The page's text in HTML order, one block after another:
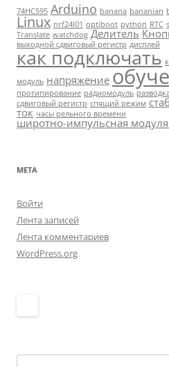
74HC595 Arduino banana bananian
Linux nrf24l01 optiboot python RTC
Translate watchdog Делитель
выходной сдвиговый регистр дисплей
как подключать
модуль напряжение
протипирование радиомодуль
сдвиговый регистр спящий режим
ток часы рельного времени
широтно-импульсная
МЕТА
Войти
Лента записей
Лента комментариев
WordPress.org